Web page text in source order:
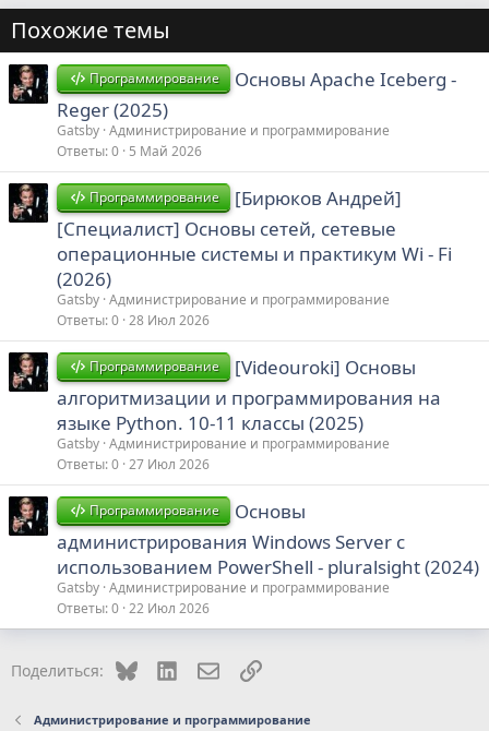
Похожие темы
Программирование
Основы Apache Iceberg -
Reger (2025)
Gatsby Администрирование и программирование
Ответы 0 5 Май 2026
Программирование
[Бирюков Андрей]
[Специалист] Основы сетей, сетевые
операционные системы и практикум Wi - Fi
(2026)
Gatsby Администрирование и программирование
Ответы 0 28 Июл 2026
Программирование
[Videouroki] Основы
алгоритмизации и программирования на
языке Python. 10-11 классы (2025)
Gatsby Администрирование и программирование
Ответы 0 27 Июл 2026
Программирование
Основы
администрирования Windows Server с
использованием PowerShell - pluralsight (2024)
Gatsby Администрирование и программирование
Ответы 0 22 Июл 2026
Поделиться: Bluesky LinkedInЭлектронная почта
Ссылка
Администрирование и программирование